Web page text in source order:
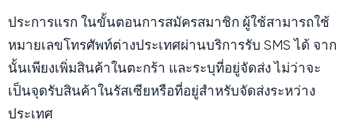
ประการแรก ในขั้นตอนการสมัครสมาชิก ผู้ใช้สามารถใช้
หมายเลขโทรศัพท์ต่างประเทศผ่านบริการรับ SMS ได้ จาก
นั้นเพียงเพิ่มสินค้าในตะกร้า และระบุที่อยู่จัดส่ง ไม่ว่าจะ
เป็นจุดรับสินค้าในรัสเซียหรือที่อยู่สำหรับจัดส่งระหว่าง
ประเทศ